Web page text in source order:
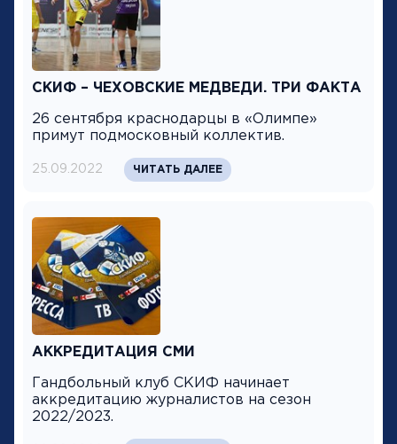
СКИФ – ЧЕХОВСКИЕ МЕДВЕДИ. ТРИ ФАКТА
26 сентября краснодарцы в «Олимпе»
примут подмосковный коллектив.
25.09.2022 ЧИТАТЬ ДАЛЕЕ
АККРЕДИТАЦИЯ СМИ
Гандбольный клуб СКИФ начинает
аккредитацию журналистов на сезон
2022/2023.